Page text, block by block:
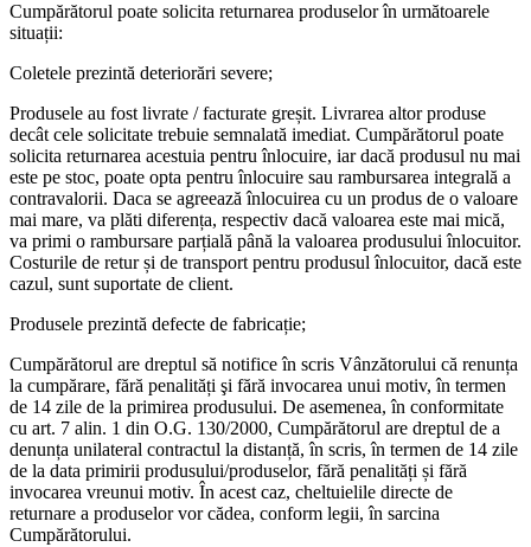
Cumpărătorul poate solicita returnarea produselor în următoarele
situații:
Coletele prezintă deteriorări severe;
Produsele au fost livrate / facturate greșit. Livrarea altor produse
decât cele solicitate trebuie semnalată imediat. Cumpărătorul poate
solicita returnarea acestuia pentru înlocuire, iar dacă produsul nu mai
este pe stoc, poate opta pentru înlocuire sau rambursarea integrală a
contravalorii. Daca se agreează înlocuirea cu un produs de o valoare
mai mare, va plăti diferența, respectiv dacă valoarea este mai mică,
va primi o rambursare parțială până la valoarea produsului înlocuitor.
Costurile de retur și de transport pentru produsul înlocuitor, dacă este
cazul, sunt suportate de client.
Produsele prezintă defecte de fabricație;
Cumpărătorul are dreptul să notifice în scris Vânzătorului că renunța
la cumpărare, fără penalități şi fără invocarea unui motiv, în termen
de 14 zile de la primirea produsului. De asemenea, în conformitate
cu art. 7 alin. 1 din O.G. 130/2000, Cumpărătorul are dreptul de a
denunța unilateral contractul la distanță, în scris, în termen de 14 zile
de la data primirii produsului/produselor, fără penalități și fără
invocarea vreunui motiv. În acest caz, cheltuielile directe de
returnare a produselor vor cădea, conform legii, în sarcina
Cumpărătorului.